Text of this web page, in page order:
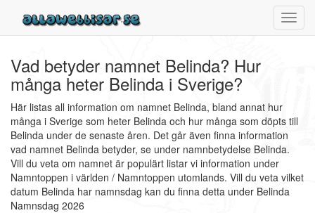
Vad betyder namnet Belinda? Hur
många heter Belinda i Sverige?
Här listas all information om namnet Belinda, bland annat hur
många i Sverige som heter Belinda och hur många som döpts till
Belinda under de senaste åren. Det går även finna information
vad namnet Belinda betyder, se under namnbetydelse Belinda.
Vill du veta om namnet är populärt listar vi information under
Namntoppen i världen / Namntoppen utomlands. Vill du veta vilket
datum Belinda har namnsdag kan du finna detta under Belinda
Namnsdag 2026